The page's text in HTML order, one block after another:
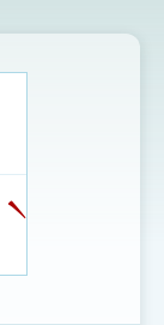
示
圖
ˋ